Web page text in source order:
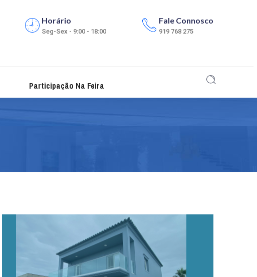
Horário
Seg-Sex - 9:00 - 18:00
Fale Connosco
919 768 275
Participação Na Feira